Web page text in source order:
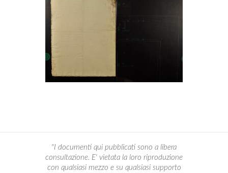
"I documenti qui pubblicati sono a libera
consultazione. E' vietata la loro riproduzione
con qualsiasi mezzo e su qualsiasi supporto